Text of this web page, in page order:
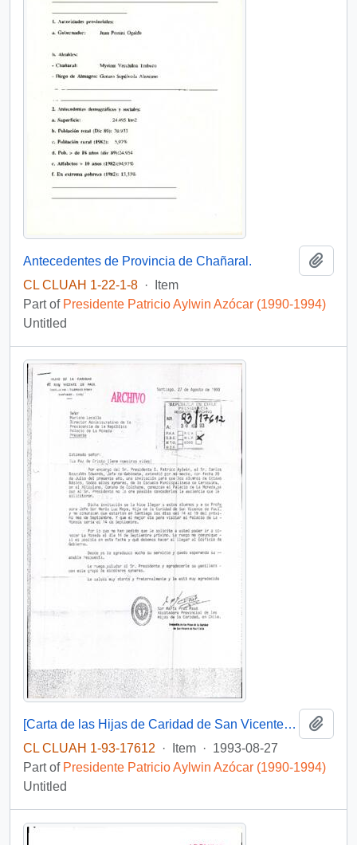
Antecedentes de Provincia de Chañaral.
CL CLUAH 1-22-1-8 ·
Item
Part of Presidente Patricio Aylwin Azócar (1990-1994)
Untitled
[Carta de las Hijas de Caridad de San Vicente de Paul para una solicitud de visita al Palacio de La Moneda para alumnos de 8° Básico de la Escuela Municipalizada de Cariquima]
CL CLUAH 1-93-17612
· Item · 1993-08-27
Part of Presidente Patricio Aylwin Azócar (1990-1994)
Untitled